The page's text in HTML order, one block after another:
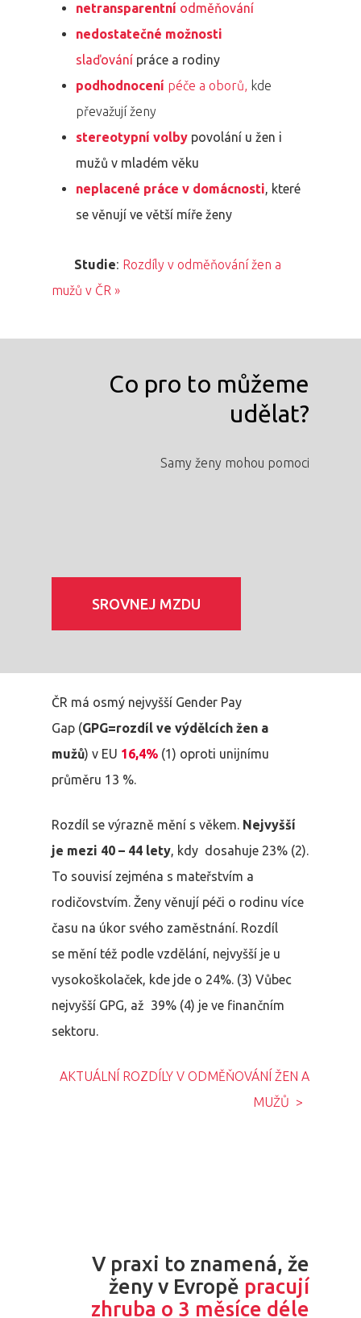
netransparentní odměňování
nedostatečné možnosti
slaďování práce a rodiny
podhodnocení péče a oborů, kde
převažují ženy
stereotypní volby povolání u žen i
mužů v mladém věku
neplacené práce v domácnosti, které
se věnují ve větší míře ženy
Studie: Rozdíly v odměňování žen a
mužů v ČR »
Co pro to můžeme
udělat?
Samy ženy mohou pomoci
SROVNEJ MZDU
ČR má osmý nejvyšší Gender Pay
Gap (GPG=rozdíl ve výdělcích žen a
mužů) v EU 16,4% (1) oproti unijnímu
průměru 13 %.
Rozdíl se výrazně mění s věkem. Nejvyšší
je mezi 40 – 44 lety, kdy dosahuje 23% (2).
To souvisí zejména s mateřstvím a
rodičovstvím. Ženy věnují péči o rodinu více
času na úkor svého zaměstnání. Rozdíl
se mění též podle vzdělání, nejvyšší je u
vysokoškolaček, kde jde o 24%. (3) Vůbec
nejvyšší GPG, až 39% (4) je ve finančním
sektoru.
AKTUÁLNÍ ROZDÍLY V ODMĚŇOVÁNÍ ŽEN A
MUŽŮ >
V praxi to znamená, že
ženy v Evropě pracují
zhruba o 3 měsíce déle